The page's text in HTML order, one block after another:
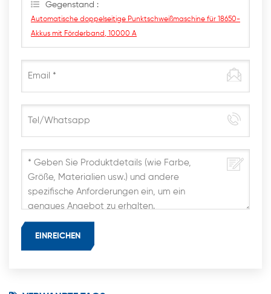
Gegenstand :
Automatische doppelseitige Punktschweißmaschine für 18650-
Akkus mit Förderband, 10000 A